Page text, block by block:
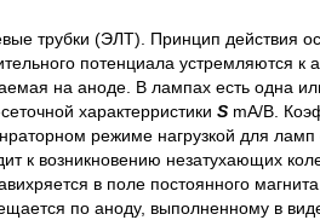
трубки (ЭЛТ). Принцип действия
потенциала устремляются к
на аноде. В лампах есть одна
характерристики S mA/В.
режиме нагрузкой для ламп
к возникновению незатухающих
в поле постоянного
по аноду, выполненному в